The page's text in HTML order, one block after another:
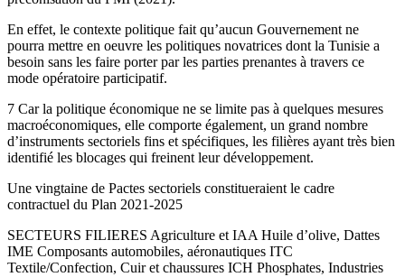
En effet, le contexte politique fait qu’aucun Gouvernement ne
pourra mettre en oeuvre les politiques novatrices dont la Tunisie a
besoin sans les faire porter par les parties prenantes à travers ce
mode opératoire participatif.
7 Car la politique économique ne se limite pas à quelques mesures
macroéconomiques, elle comporte également, un grand nombre
d’instruments sectoriels fins et spécifiques, les filières ayant très bien
identifié les blocages qui freinent leur développement.
Une vingtaine de Pactes sectoriels constitueraient le cadre
contractuel du Plan 2021-2025
SECTEURS FILIERES Agriculture et IAA Huile d’olive, Dattes
IME Composants automobiles, aéronautiques ITC
Textile/Confection, Cuir et chaussures ICH Phosphates, Industries